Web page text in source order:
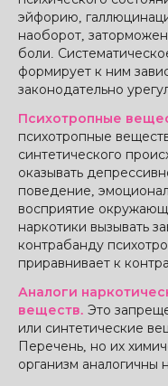
эйфорию,
наоборот,
боли.
формирует к ним
законодательно
Психотропные
психотропные
синтетического
оказывать
поведение,
восприятие
наркотики вызывать
контрабанду
приравнивает к
Аналоги
веществ. Это
или синтетические
Перечень, но их
организм аналогичны